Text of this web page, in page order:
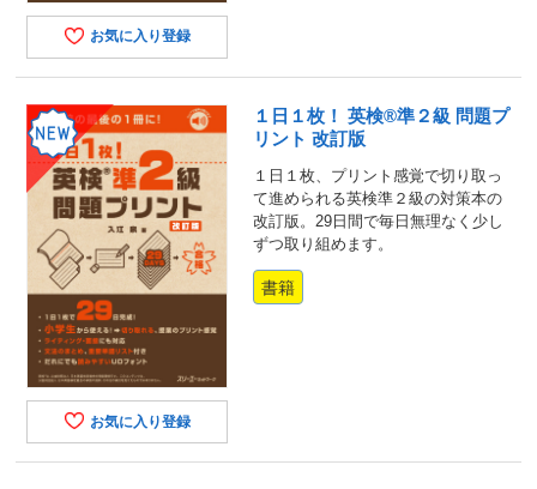
お気に入り登録
お気に入り登録
１日１枚！ 英検®準２級 問題プ
リント 改訂版
１日１枚、プリント感覚で切り取っ
て進められる英検準２級の対策本の
改訂版。29日間で毎日無理なく少し
ずつ取り組めます。
書籍